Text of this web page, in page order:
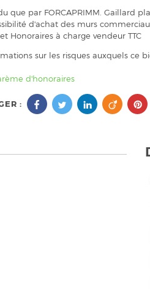
que par FORCAPRIMM. Gaillard
d'achat des murs
et Honoraires à charge vendeur TTC
sur les risques auxquels ce
d'honoraires
: